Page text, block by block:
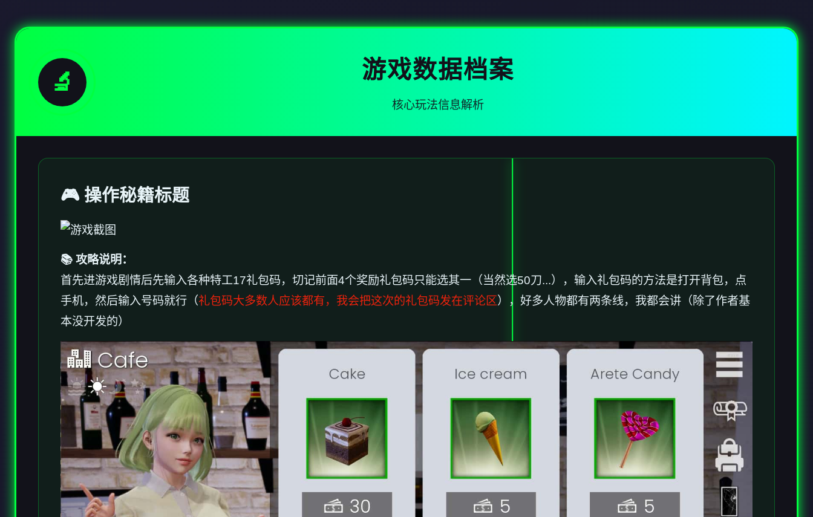
🔬 游戏数据档案
核心玩法信息解析
🎮 操作秘籍标题
📚 攻略说明：
首先进游戏剧情后先输入各种特工17礼包码，切记前面4个奖励礼包码只能选其一（当然选50刀...），输入礼包码的方法是打开背包，点
手机，然后输入号码就行（礼包码大多数人应该都有，我会把这次的礼包码发在评论区 ），好多人物都有两条线，我都会讲（除了作者基
本没开发的）